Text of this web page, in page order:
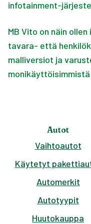
infotainment-
MB Vito on näin
tavara- että
malliversiot ja
Autot
Vaihtoautot
Käytetyt
Automerkit
Autotyypit
Huutokauppa